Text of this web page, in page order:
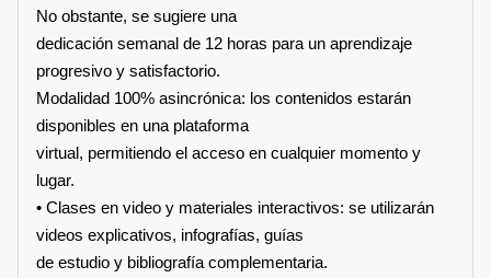
No obstante, se sugiere una
dedicación semanal de 12 horas para un aprendizaje
progresivo y satisfactorio.
Modalidad 100% asincrónica: los contenidos estarán
disponibles en una plataforma
virtual, permitiendo el acceso en cualquier momento y
lugar.
• Clases en video y materiales interactivos: se utilizarán
videos explicativos, infografías, guías
de estudio y bibliografía complementaria.